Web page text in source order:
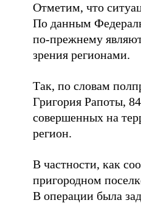
Отметим, что
По данным
по-прежнему
зрения регионами.
Так, по словам
Григория Рапоты,
совершенных на
регион.
В частности, как
пригородном
В операции была